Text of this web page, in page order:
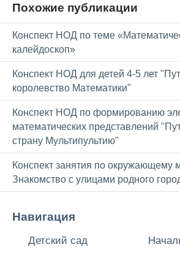
Похожие публикации
Конспект НОД по теме
калейдоскоп»
Конспект НОД для детей 4-5 лет
королевство Математики"
Конспект НОД по формированию
математических представлений
страну Мультипультию"
Конспект занятия по окружающему
Знакомство с улицами родного
Навигация
Детский сад